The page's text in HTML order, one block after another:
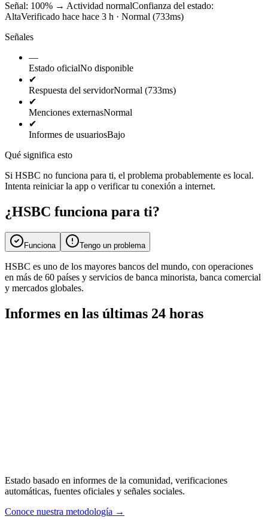
Señal: 100% → Actividad normalConfianza del estado:
AltaVerificado hace hace 3 h · Normal (733ms)
Señales
—
Estado oficialNo disponible
✔
Respuesta del servidorNormal (733ms)
✔
Menciones externasNormal
✔
Informes de usuariosBajo
Qué significa esto
Si HSBC no funciona para ti, el problema probablemente es local.
Intenta reiniciar la app o verificar tu conexión a internet.
¿HSBC funciona para ti?
Funciona Tengo un problema
HSBC es uno de los mayores bancos del mundo, con operaciones
en más de 60 países y servicios de banca minorista, banca comercial
y mercados globales.
Informes en las últimas 24 horas
Estado basado en informes de la comunidad, verificaciones
automáticas, fuentes oficiales y señales sociales.
Conoce nuestra metodología →